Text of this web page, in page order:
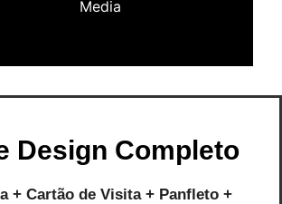
Design Completo
+ Cartão de Visita + Panfleto +